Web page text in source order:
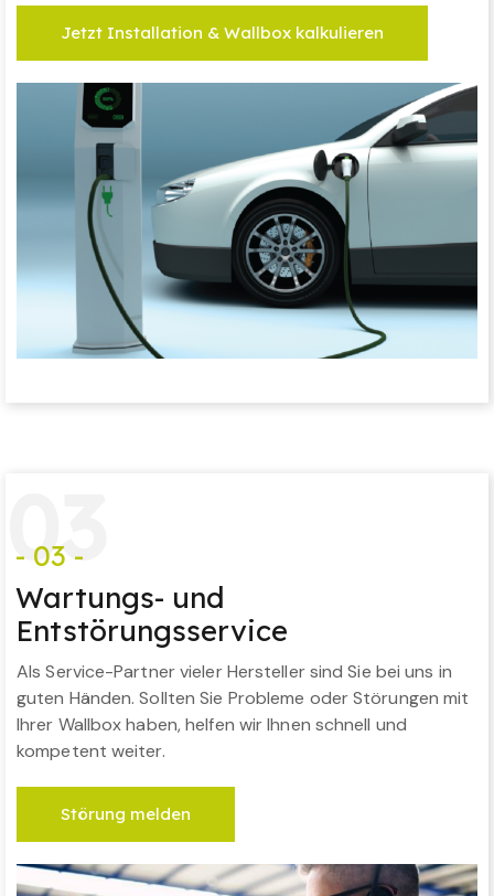
Jetzt Installation & Wallbox kalkulieren
03
- 03 -
Wartungs- und
Entstörungsservice
Als Service-Partner vieler Hersteller sind Sie bei uns in
guten Händen. Sollten Sie Probleme oder Störungen mit
Ihrer Wallbox haben, helfen wir Ihnen schnell und
kompetent weiter.
Störung melden